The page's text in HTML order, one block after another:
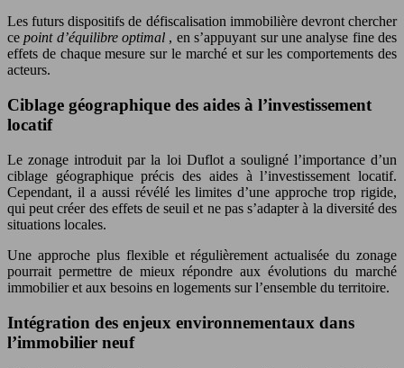
Les futurs dispositifs de défiscalisation immobilière devront chercher
cepoint d’équilibre optimal , en s’appuyant sur une analyse fine des
effets de chaque mesure sur le marché et sur les comportements des
acteurs.
Ciblage géographique des aides à l’investissement
locatif
Le zonage introduit par la loi Duflot a souligné l’importance d’un
ciblage géographique précis des aides à l’investissement locatif.
Cependant, il a aussi révélé les limites d’une approche trop rigide,
qui peut créer des effets de seuil et ne pas s’adapter à la diversité des
situations locales.
Une approche plus flexible et régulièrement actualisée du zonage
pourrait permettre de mieux répondre aux évolutions du marché
immobilier et aux besoins en logements sur l’ensemble du territoire.
Intégration des enjeux environnementaux dans
l’immobilier neuf